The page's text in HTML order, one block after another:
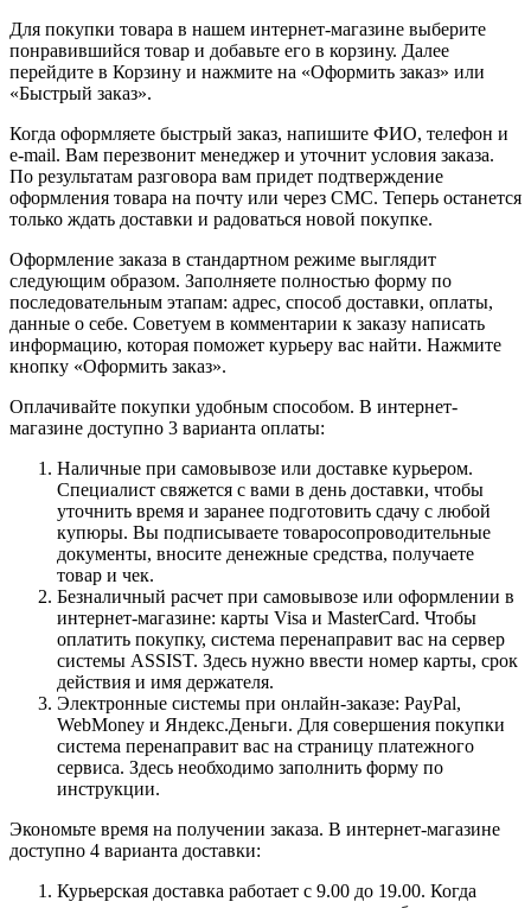
Для покупки товара в нашем интернет-магазине выберите
понравившийся товар и добавьте его в корзину. Далее
перейдите в Корзину и нажмите на «Оформить заказ» или
«Быстрый заказ».
Когда оформляете быстрый заказ, напишите ФИО, телефон и
e-mail. Вам перезвонит менеджер и уточнит условия заказа.
По результатам разговора вам придет подтверждение
оформления товара на почту или через СМС. Теперь останется
только ждать доставки и радоваться новой покупке.
Оформление заказа в стандартном режиме выглядит
следующим образом. Заполняете полностью форму по
последовательным этапам: адрес, способ доставки, оплаты,
данные о себе. Советуем в комментарии к заказу написать
информацию, которая поможет курьеру вас найти. Нажмите
кнопку «Оформить заказ».
Оплачивайте покупки удобным способом. В интернет-
магазине доступно 3 варианта оплаты:
Наличные при самовывозе или доставке курьером.
Специалист свяжется с вами в день доставки, чтобы
уточнить время и заранее подготовить сдачу с любой
купюры. Вы подписываете товаросопроводительные
документы, вносите денежные средства, получаете
товар и чек.
Безналичный расчет при самовывозе или оформлении в
интернет-магазине: карты Visa и MasterCard. Чтобы
оплатить покупку, система перенаправит вас на сервер
системы ASSIST. Здесь нужно ввести номер карты, срок
действия и имя держателя.
Электронные системы при онлайн-заказе: PayPal,
WebMoney и Яндекс.Деньги. Для совершения покупки
система перенаправит вас на страницу платежного
сервиса. Здесь необходимо заполнить форму по
инструкции.
Экономьте время на получении заказа. В интернет-магазине
доступно 4 варианта доставки:
Курьерская доставка работает с 9.00 до 19.00. Когда